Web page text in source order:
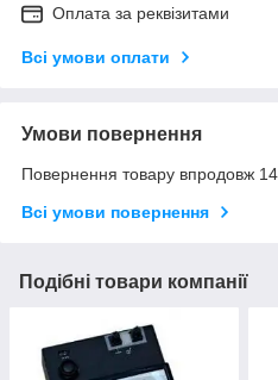
Оплата за реквізитами
Всі умови оплати
Умови повернення
Повернення товару впродовж
Всі умови повернення
Подібні товари компанії